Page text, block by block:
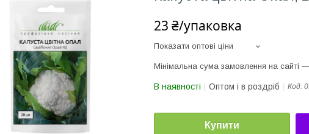
23 ₴/упаковка
Показати оптові ціни
Мінімальна сума замовлення на сайті
В наявності Оптом і в роздріб Код:
Купити